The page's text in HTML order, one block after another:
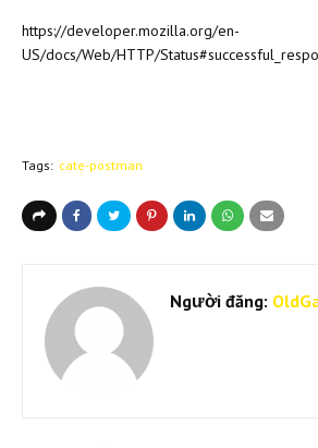
https://developer.mozilla.org/en-
US/docs/Web/HTTP/
Tags: cate-postman
Người đăng: